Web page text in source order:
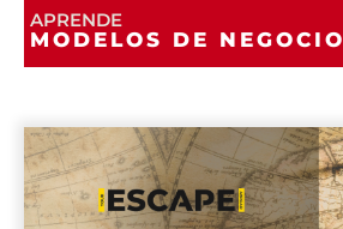
APRENDE
MODELOS DE NEGOCIO